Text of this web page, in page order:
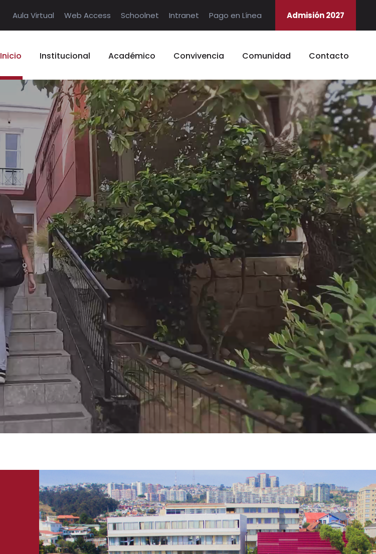
Aula Virtual Web Access Schoolnet Intranet Pago en Línea Admisión 2027
Inicio Institucional Académico Convivencia Comunidad Contacto